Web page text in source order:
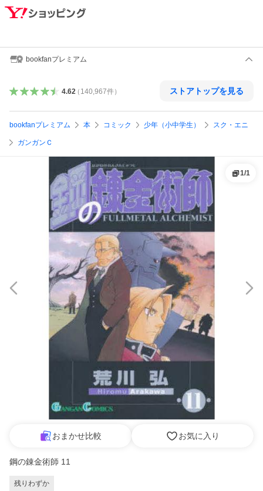
bookfanプレミアム
4.62（ 140,967件） ストアトップを見る
bookfanプレミアム 本 コミック 少年（小中学生） スク・エニ
ガンガンＣ
1/1
おまかせ比較 お気に入り
鋼の錬金術師 11
残りわずか